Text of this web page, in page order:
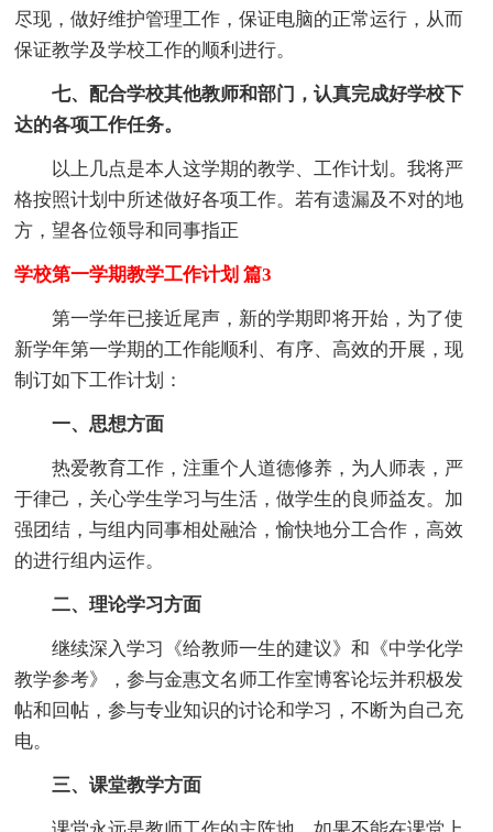
尽现，做好维护管理工作，保证电脑的正常运行，从而
保证教学及学校工作的顺利进行。
七、配合学校其他教师和部门，认真完成好学校下
达的各项工作任务。
以上几点是本人这学期的教学、工作计划。我将严
格按照计划中所述做好各项工作。若有遗漏及不对的地
方，望各位领导和同事指正
学校第一学期教学工作计划 篇3
第一学年已接近尾声，新的学期即将开始，为了使
新学年第一学期的工作能顺利、有序、高效的开展，现
制订如下工作计划：
一、思想方面
热爱教育工作，注重个人道德修养，为人师表，严
于律己，关心学生学习与生活，做学生的良师益友。加
强团结，与组内同事相处融洽，愉快地分工合作，高效
的进行组内运作。
二、理论学习方面
继续深入学习《给教师一生的建议》和《中学化学
教学参考》，参与金惠文名师工作室博客论坛并积极发
帖和回帖，参与专业知识的讨论和学习，不断为自己充
电。
三、课堂教学方面